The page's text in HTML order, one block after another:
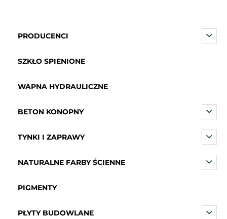
PRODUCENCI
SZKŁO SPIENIONE
WAPNA HYDRAULICZNE
BETON KONOPNY
TYNKI I ZAPRAWY
NATURALNE FARBY ŚCIENNE
PIGMENTY
PŁYTY BUDOWLANE